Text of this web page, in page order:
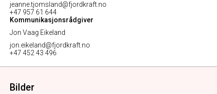
jeanne.tjomsland@fjordkraft.no
+47 957 61 644
Kommunikasjonsrådgiver
Jon Vaag Eikeland
jon.eikeland@fjordkraft.no
+47 452 43 496
Bilder